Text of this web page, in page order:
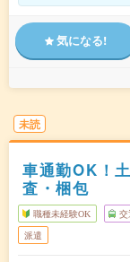
気になる!
未読
車通勤OK！
査・梱包
職種未経験OK 交
派遣